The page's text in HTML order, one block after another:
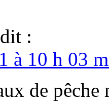
dit :
à 10 h 03
de